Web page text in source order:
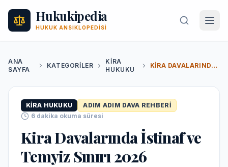
Hukukipedia
HUKUK ANSIKLOPEDISI
ANA
SAYFA
KATEGORILER
KIRA
HUKUKU
KIRA DAVALARINDA İSTINAF VE TEMYIZ SINIRI 2026
KIRA HUKUKU
ADIM ADIM DAVA REHBERI
6 dakika okuma süresi
Kira Davalarında İstinaf ve
Temyiz Sınırı 2026